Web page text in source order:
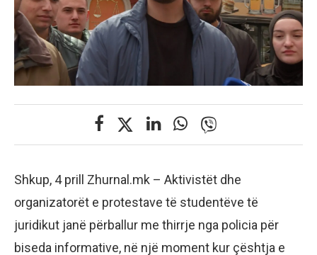
Shkup, 4 prill Zhurnal.mk – Aktivistët dhe
organizatorët e protestave të studentëve të
juridikut janë përballur me thirrje nga policia për
biseda informative, në një moment kur çështja e